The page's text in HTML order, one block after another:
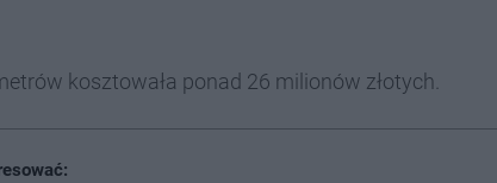
kosztowała ponad 26 milionów złotych.